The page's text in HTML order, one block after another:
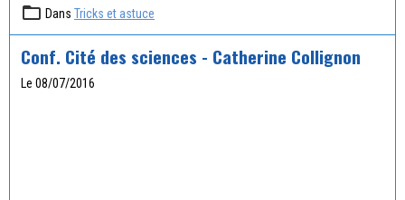
Dans Tricks et astuce
Conf. Cité des sciences - Catherine Collignon
Le 08/07/2016